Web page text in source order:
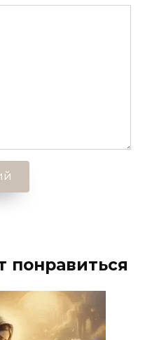
понравиться